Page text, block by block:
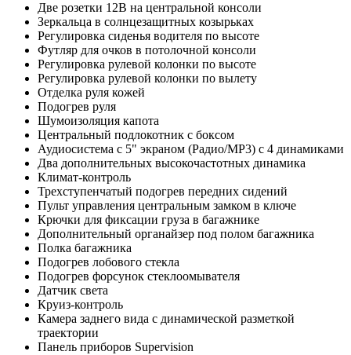
Две розетки 12В на центральной консоли
Зеркальца в солнцезащитных козырьках
Регулировка сиденья водителя по высоте
Футляр для очков в потолочной консоли
Регулировка рулевой колонки по высоте
Регулировка рулевой колонки по вылету
Отделка руля кожей
Подогрев руля
Шумоизоляция капота
Центральный подлокотник с боксом
Аудиосистема с 5" экраном (Радио/MP3) с 4 динамиками
Два дополнительных высокочастотных динамика
Климат-контроль
Трехступенчатый подогрев передних сидений
Пульт управления центральным замком в ключе
Крючки для фиксации груза в багажнике
Дополнительный органайзер под полом багажника
Полка багажника
Подогрев лобового стекла
Подогрев форсунок стеклоомывателя
Датчик света
Круиз-контроль
Камера заднего вида с динамической разметкой
траектории
Панель приборов Supervision